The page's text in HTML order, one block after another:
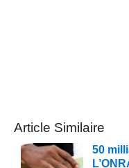
Article Similaire
50